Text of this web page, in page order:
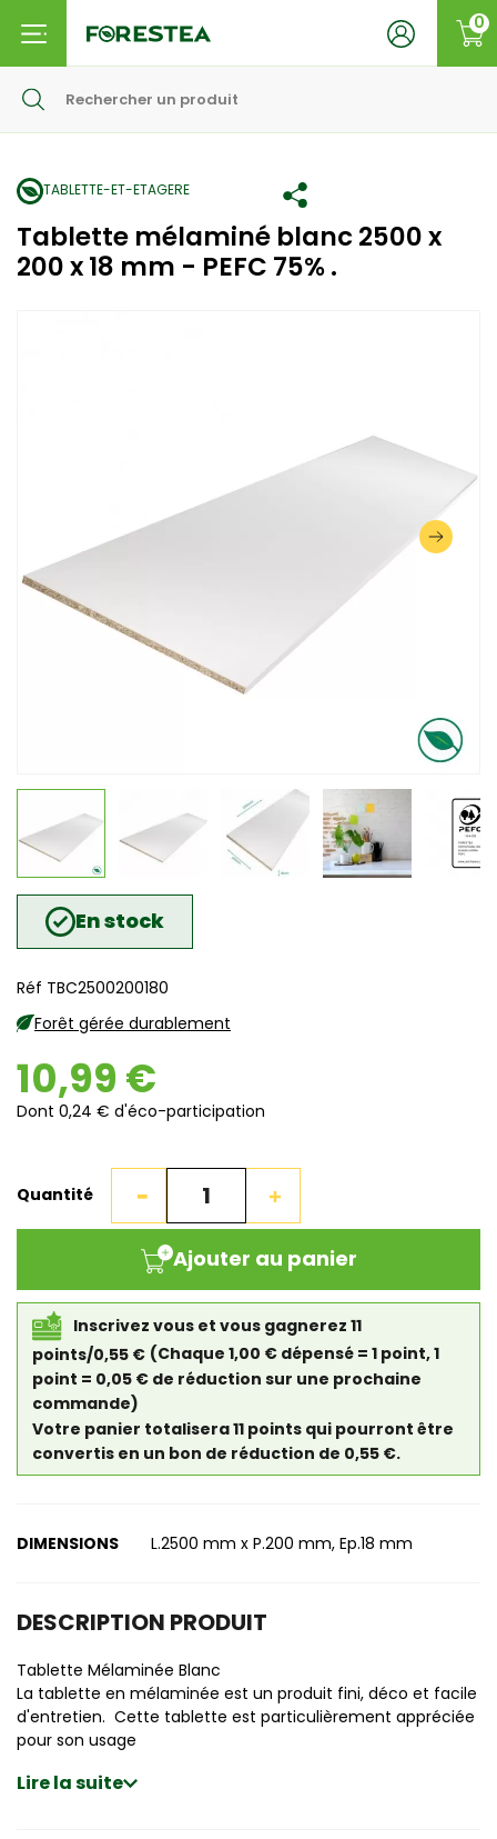
0
TABLETTE-ET-ETAGERE
Tablette mélaminé blanc 2500 x
200 x 18 mm - PEFC 75% .
En stock
Réf TBC2500200180
Forêt gérée durablement
10,99 €
Dont 0,24 € d'éco-participation
Quantité
Ajouter au panier
Inscrivez vous et vous gagnerez 11
points/0,55 € (Chaque 1,00 € dépensé = 1 point, 1
point = 0,05 € de réduction sur une prochaine
commande)
Votre panier totalisera 11 points qui pourront être
convertis en un bon de réduction de 0,55 €.
DIMENSIONS L.2500 mm x P.200 mm, Ep.18 mm
DESCRIPTION PRODUIT
Tablette Mélaminée Blanc
La tablette en mélaminée est un produit fini, déco et facile
d'entretien. Cette tablette est particulièrement appréciée
pour son usage
Lire la suite